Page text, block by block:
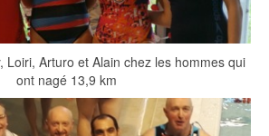
Loiri, Arturo et Alain chez les hommes qui
ont nagé 13,9 km